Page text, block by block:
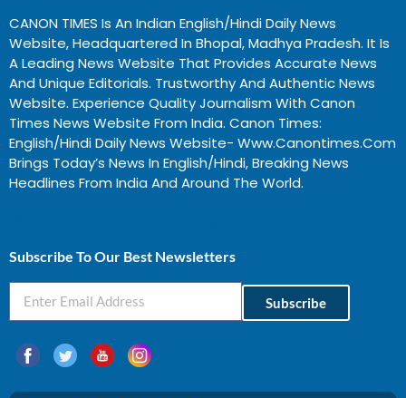
CANON TIMES Is An Indian English/Hindi Daily News
Website, Headquartered In Bhopal, Madhya Pradesh. It Is
A Leading News Website That Provides Accurate News
And Unique Editorials. Trustworthy And Authentic News
Website. Experience Quality Journalism With Canon
Times News Website From India. Canon Times:
English/Hindi Daily News Website- Www.canontimes.com
Brings Today’s News In English/Hindi, Breaking News
Headlines From India And Around The World.
Subscribe To Our Best Newsletters
Subscribe